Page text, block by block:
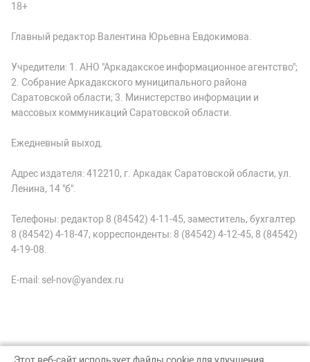
18+
Главный редактор Валентина Юрьевна Евдокимова.
Учредители: 1. АНО "Аркадакское информационное агентство";
2. Собрание Аркадакского муниципального района
Саратовской области; 3. Министерство информации и
массовых коммуникаций Саратовской области.
Ежедневный выход.
Адрес издателя: 412210, г. Аркадак Саратовской области, ул.
Ленина, 14 "б".
Телефоны: редактор 8 (84542) 4-11-45, заместитель, бухгалтер
8 (84542) 4-18-47, корреспонденты: 8 (84542) 4-12-45, 8 (84542)
4-19-08.
E-mail: sel-nov@yandex.ru